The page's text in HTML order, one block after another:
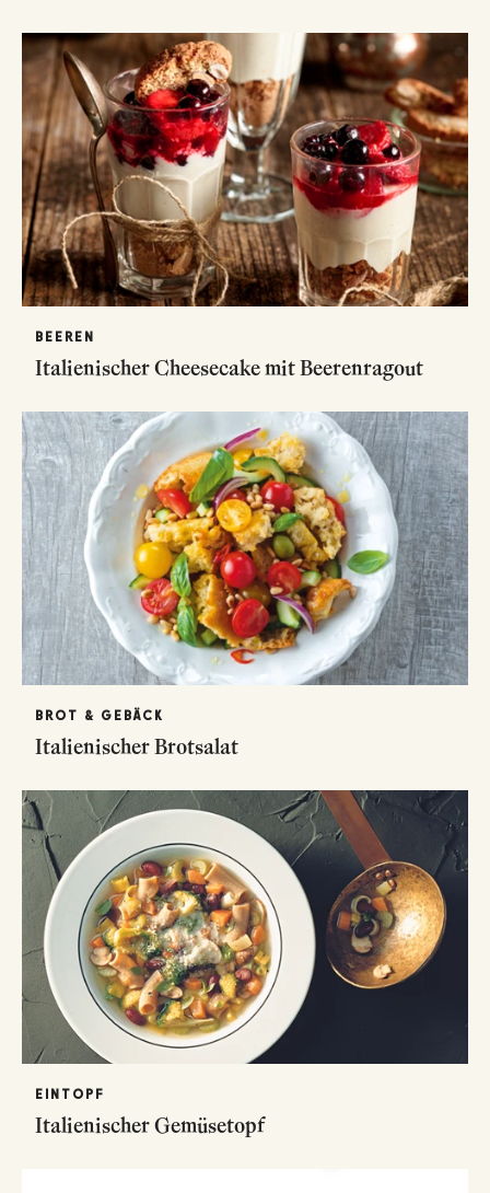
BEEREN
Italienischer Cheesecake mit Beerenragout
BROT & GEBÄCK
Italienischer Brotsalat
EINTOPF
Italienischer Gemüsetopf